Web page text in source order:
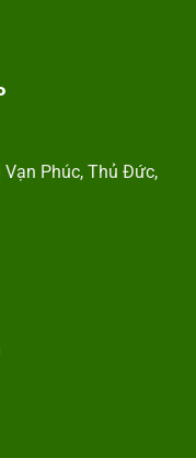
Phúc, Thủ Đức,